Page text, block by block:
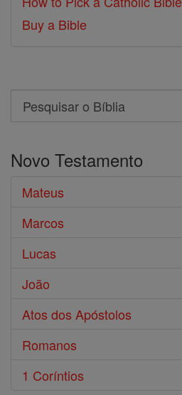
Buy a Bible
Search
Pesquisar
Bíblia
Novo Testamento
Mateus
Marcos
Lucas
João
Atos dos Apóstolos
Romanos
1 Coríntios